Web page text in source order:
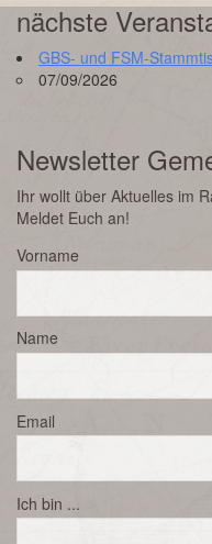
nächste
GBS- und FSM-
07/09/2026
Newsletter
Ihr wollt über Aktuelles im
Meldet Euch an!
Vorname
Name
Email
Ich bin ...